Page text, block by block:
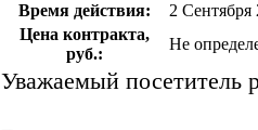
Время действия:
2 Сентября
Цена контракта,
руб.:
Не
Уважаемый посетитель